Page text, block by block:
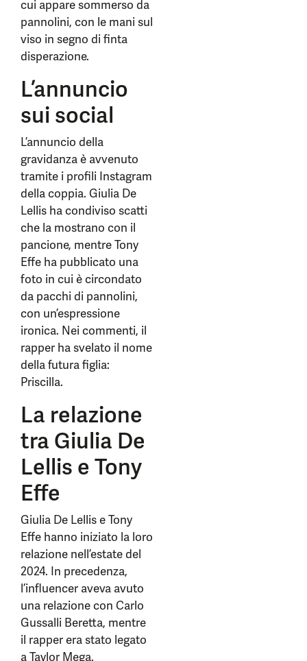
cui appare sommerso da
pannolini, con le mani sul
viso in segno di finta
disperazione.
L’annuncio
sui social
L’annuncio della
gravidanza è avvenuto
tramite i profili Instagram
della coppia. Giulia De
Lellis ha condiviso scatti
che la mostrano con il
pancione, mentre Tony
Effe ha pubblicato una
foto in cui è circondato
da pacchi di pannolini,
con un’espressione
ironica. Nei commenti, il
rapper ha svelato il nome
della futura figlia:
Priscilla.
La relazione
tra Giulia De
Lellis e Tony
Effe
Giulia De Lellis e Tony
Effe hanno iniziato la loro
relazione nell’estate del
2024. In precedenza,
l’influencer aveva avuto
una relazione con Carlo
Gussalli Beretta, mentre
il rapper era stato legato
a Taylor Mega.